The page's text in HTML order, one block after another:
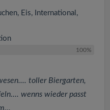
Eis, International,
100%
toller Biergarten,
wenns wieder passt